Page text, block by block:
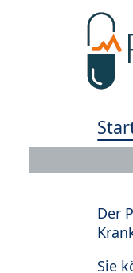
Der
Sie